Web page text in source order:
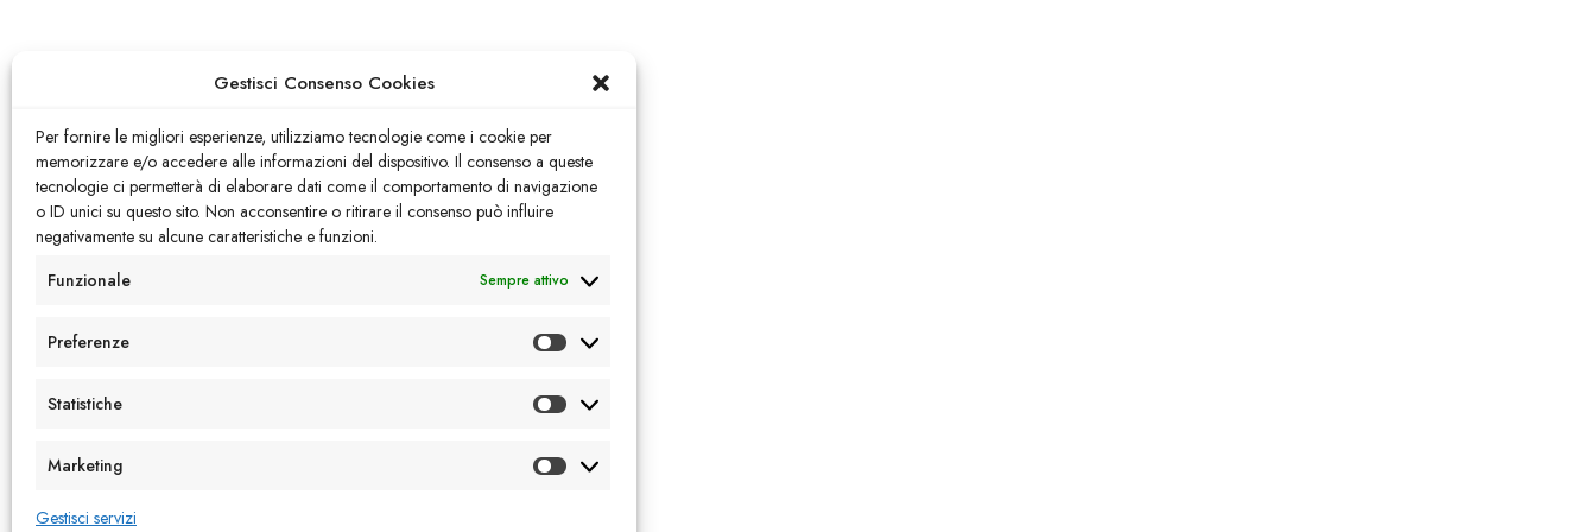
Gestisci Consenso Cookies
Per fornire le migliori esperienze, utilizziamo tecnologie come i cookie per
memorizzare e/o accedere alle informazioni del dispositivo. Il consenso a queste
tecnologie ci permetterà di elaborare dati come il comportamento di navigazione
o ID unici su questo sito. Non acconsentire o ritirare il consenso può influire
negativamente su alcune caratteristiche e funzioni.
Funzionale
Sempre attivo
Preferenze
Statistiche
Marketing
Gestisci servizi